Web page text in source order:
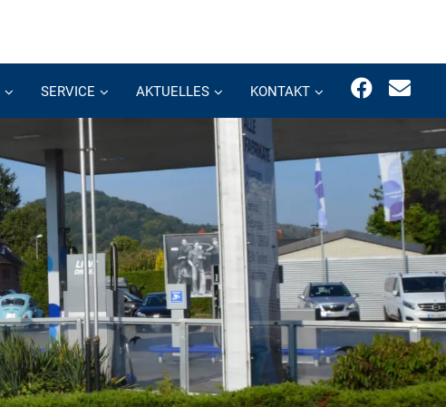
SERVICE AKTUELLES KONTAKT